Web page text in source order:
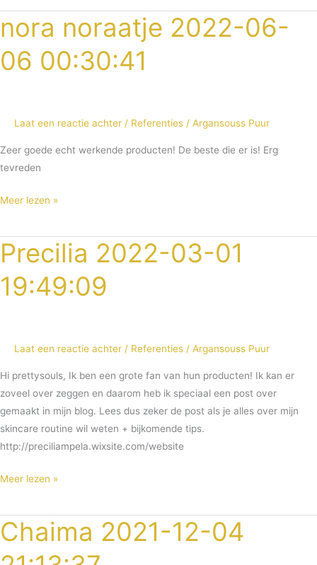
nora noraatje 2022-06-
06 00:30:41
Laat een reactie achter / Referenties / Argansouss Puur
Zeer goede echt werkende producten! De beste die er is! Erg
tevreden
noraatje
2022-
06-
Meer lezen »
Precilia 2022-03-01
19:49:09
Laat een reactie achter / Referenties / Argansouss Puur
Hi prettysouls, Ik ben een grote fan van hun producten! Ik kan er
zoveel over zeggen en daarom heb ik speciaal een post over
gemaakt in mijn blog. Lees dus zeker de post als je alles over mijn
skincare routine wil weten + bijkomende tips.
http://preciliampela.wixsite.com/website
Precilia
2022-
03-
01
Meer lezen »
Chaima 2021-12-04
Chaima
2021-
12-